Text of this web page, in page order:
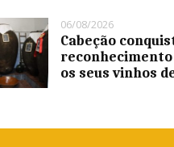
06/08/2026
Cabeção
os seus vinhos